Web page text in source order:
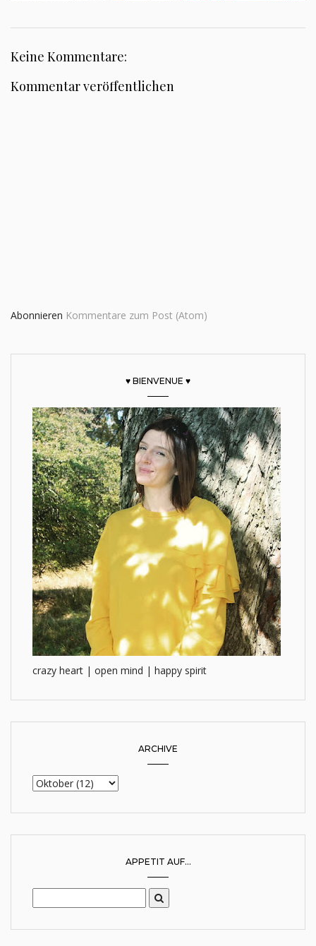
Keine Kommentare:
Kommentar veröffentlichen
Abonnieren Kommentare zum Post (Atom)
♥ BIENVENUE ♥
crazy heart | open mind | happy spirit
ARCHIVE
APPETIT AUF...